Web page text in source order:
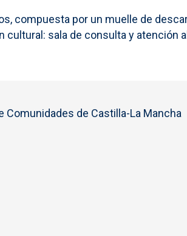
compuesta por un muelle de
cultural: sala de consulta y
Comunidades de Castilla-La Mancha